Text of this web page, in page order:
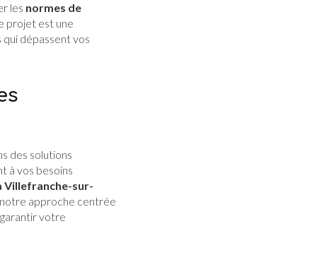
les normes de
projet est une
dépassent vos
des solutions
à vos besoins
Villefranche-sur-
approche centrée
votre